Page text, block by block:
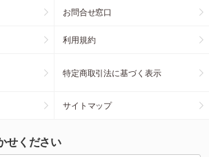
お問合せ窓口
利用規約
特定商取引法に基づく表示
サイトマップ
せください